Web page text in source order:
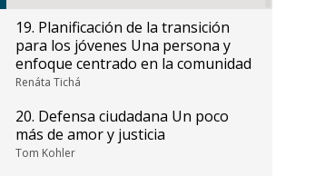
19. Planificación de la transición
para los jóvenes Una persona y
enfoque centrado en la comunidad
Renáta Tichá
20. Defensa ciudadana Un poco
más de amor y justicia
Tom Kohler